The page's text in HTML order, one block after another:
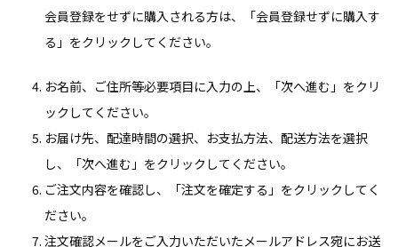
会員登録をせずに購入される方は、「会員登録せずに購入す
る」をクリックしてください。
お名前、ご住所等必要項目に入力の上、「次へ進む」をクリ
ックしてください。
お届け先、配達時間の選択、お支払方法、配送方法を選択
し、「次へ進む」をクリックしてください。
ご注文内容を確認し、「注文を確定する」をクリックしてく
ださい。
注文確認メールをご入力いただいたメールアドレス宛にお送